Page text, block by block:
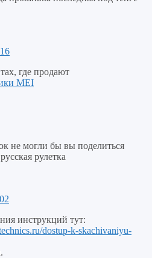
где продают
MEI
не могли бы вы поделиться
рулетка
инструкций тут:
dostup-k-skachivaniyu-